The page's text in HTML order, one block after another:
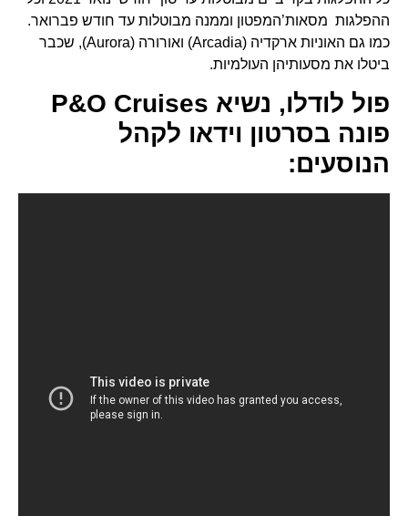
ההפלגות מסאות’המפטון וממנה מבוטלות עד חודש פברואר.
כמו גם האוניות ארקדיה (Arcadia) ואורורה (Aurora), שכבר
ביטלו את מסעותיהן העולמיות.
פול לודלו, נשיא P&O Cruises
פונה בסרטון וידאו לקהל
הנוסעים: